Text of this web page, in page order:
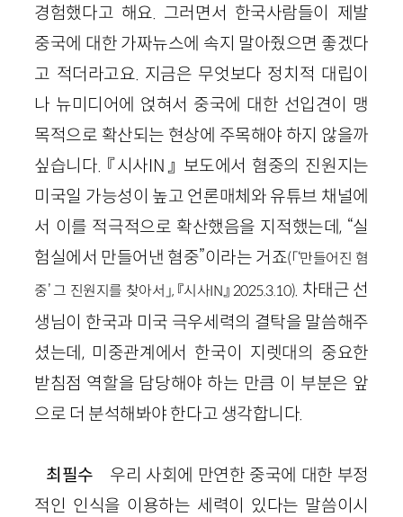
경험했다고 해요. 그러면서 한국사람들이 제발
중국에 대한 가짜뉴스에 속지 말아줬으면 좋겠다
고 적더라고요. 지금은 무엇보다 정치적 대립이
나 뉴미디어에 얹혀서 중국에 대한 선입견이 맹
목적으로 확산되는 현상에 주목해야 하지 않을까
싶습니다. 『시사IN』 보도에서 혐중의 진원지는
미국일 가능성이 높고 언론매체와 유튜브 채널에
서 이를 적극적으로 확산했음을 지적했는데, “실
험실에서 만들어낸 혐중”이라는 거죠(「‘만들어진 혐
중’ 그 진원지를 찾아서」, 『시사IN』 2025.3.10). 차태근 선
생님이 한국과 미국 극우세력의 결탁을 말씀해주
셨는데, 미중관계에서 한국이 지렛대의 중요한
받침점 역할을 담당해야 하는 만큼 이 부분은 앞
으로 더 분석해봐야 한다고 생각합니다.
최필수 우리 사회에 만연한 중국에 대한 부정
적인 인식을 이용하는 세력이 있다는 말씀이시